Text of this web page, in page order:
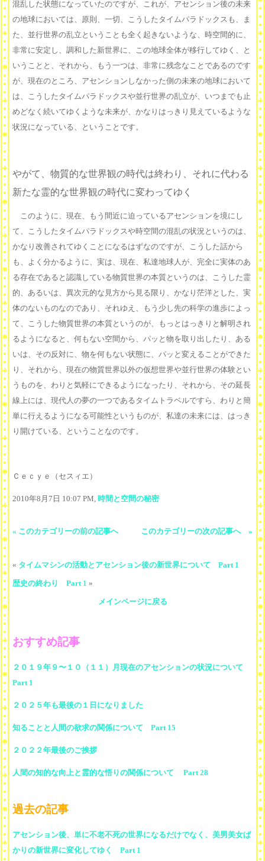
混乱した状態になっていたのですが、これが、アセンション後の未来
の地球においては、原則、一切、こうしたタイムパラドックスも、ま
た、並行世界の乱立ということも全く起きないような、時空間的に、
非常に安定し、調和した新世界に、この地球全体が移行してゆく、と
いうことと、それから、もう一つは、非常に残念なことであるのです
が、現在のところ、アセンションしなかった側の未来の地球において
は、こうしたタイムパラドックスや並行世界の乱立が、いつまでも止
めどなく続いてゆくような未来が、かなりはっきり見えているような
状況になっている、ということです。
やがて、物質的な世界観の時代は終わり、それに代わる
新たな霊的な世界観の時代に変わってゆく
このように、現在、もう間近に迫っているアセンションを境にし
て、こうしたタイムパラドックスや時空間の混乱の状況というのは、
かなり改善されてゆくことになるはずなのですが、こうした話から
も、よく分かるように、実は、現在、私達地球人が、完全に実体のあ
る存在であると認識している物質世界の本質というのは、こうした霊
的、あるいは、異次元的な見方から見る限り、かなり茫洋とした、実
体のないものなのであり、それゆえ、もう少し先の科学の進歩によっ
て、こうした物質世界の本質というのが、もっとはっきりと解明され
るようになると、何もない空間から、パッと物を取り出したり、ある
いは、その反対に、物を何もない状態に、パッと変えることができた
り、それから、現在の物質世界以外の仮想世界や並行世界の体験とい
うものを、わりと気軽にできるようになったり、それから、その延長
線上には、現代人の夢の一つであるタイムトラベルですら、わりと簡
単に行えるようになる可能性というものが、私達の未来には、はっき
り開けている、ということなのです。
Ｃｅｃｙｅ（セスィエ）
2010年8月7日 10:07 PM, 時間と空間の秘密
« このカテゴリーの前の記事へ このカテゴリーの次の記事へ »
« タイムマシンの活動とアセンション後の新世界について Part 1
歴史の終わり Part 1 »
メインページに戻る
おすすめ記事
２０１９年９〜１０（１１）月現在のアセンションの状況について
Part 1
２０２５年も最後の１日になりました
知ることと人間の欲求の関係について Part 15
２０２２年最後のご挨拶
人間の知的な向上と霊的な悟りの関係について Part 28
過去の記事
アセンション後、単に不老不死の世界になるだけでなく、美男美女ば
かりの新世界に変化してゆく Part 1